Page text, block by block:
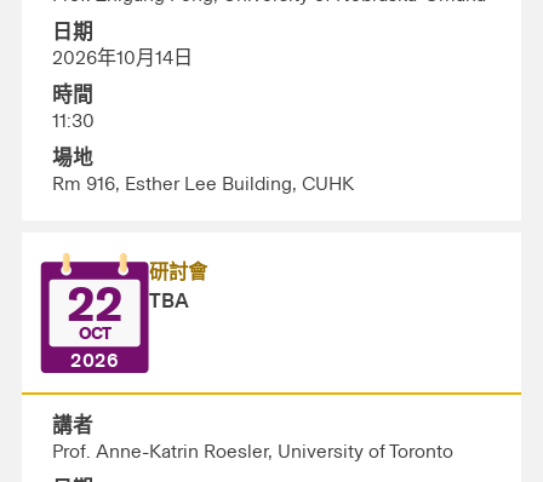
日期
2026年10月14日
時間
11:30
場地
Rm 916, Esther Lee Building, CUHK
22
OCT
2026
研討會
TBA
講者
Prof. Anne-Katrin Roesler, University of Toronto